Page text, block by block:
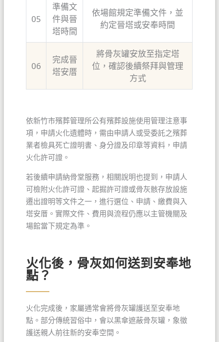
05
準備文
件與晉
塔時間
依場館規定準備文件，並
約定晉塔或安奉時間
06
完成晉
塔安厝
將骨灰罐安放至指定塔
位，確認後續祭拜與管理
方式
依新竹市殯葬管理所公有殯葬設施使用管理注意事
項，申請火化遺體時，需由申請人或受委託之殯葬
業者檢具死亡證明書、身分證及印章等資料，申請
火化許可證。
若後續申請納骨堂服務，相關說明也提到，申請人
可檢附火化許可證、起掘許可證或骨灰骸存放設施
遷出證明等文件之一，進行選位、申請、繳費與入
塔安厝。實際文件、費用與流程仍應以主管機關及
場館當下規定為準。
火化後，骨灰如何送到安奉地
點？
火化完成後，家屬通常會將骨灰罐護送至安奉地
點。部分傳統習俗中，會以黑傘遮蔽骨灰罐，象徵
護送親人前往新的安奉空間。